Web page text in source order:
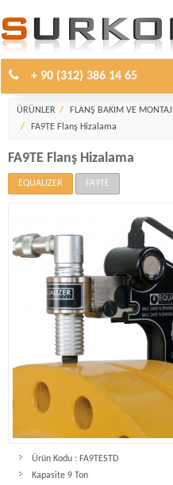
+ 90 (312) 386 14 65
Flanş Hizalama Ekipmanları
ÜRÜNLER FLANŞ BAKIM VE MONTAJ
FA9TE Flanş Hizalama
FA9TE Flanş Hizalama
EQUALIZER FA9TE
Ürün Kodu : FA9TESTD
Kapasite 9 Ton